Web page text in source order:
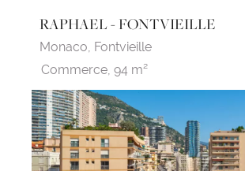
RAPHAEL - FONTVIEILLE
Monaco, Fontvieille
Commerce, 94 m²